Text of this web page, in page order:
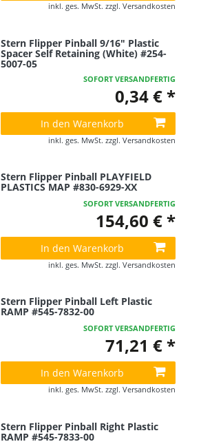
inkl. ges. MwSt. zzgl. Versandkosten
Stern Flipper Pinball 9/16" Plastic
Spacer Self Retaining (White) #254-
5007-05
SOFORT VERSANDFERTIG
0,34 € *
In den Warenkorb
inkl. ges. MwSt. zzgl. Versandkosten
Stern Flipper Pinball PLAYFIELD
PLASTICS MAP #830-6929-XX
SOFORT VERSANDFERTIG
154,60 € *
In den Warenkorb
inkl. ges. MwSt. zzgl. Versandkosten
Stern Flipper Pinball Left Plastic
RAMP #545-7832-00
SOFORT VERSANDFERTIG
71,21 € *
In den Warenkorb
inkl. ges. MwSt. zzgl. Versandkosten
Stern Flipper Pinball Right Plastic
RAMP #545-7833-00